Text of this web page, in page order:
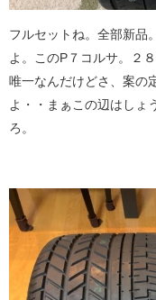
フルセットね。全部新品
よ。このP７コルサ。
唯一なんだけどさ、案の
よ・・まぁこの辺はしょ
ろ。